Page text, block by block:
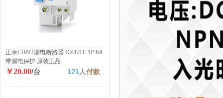
正泰CHNT漏电断路器 DZ47LE 1P 6A
带漏电保护 原装正品
￥20.00/台 121 人付款